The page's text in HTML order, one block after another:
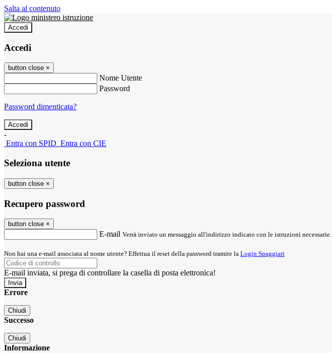
Salta al contenuto
Accedi
Accedi
button close ×
Nome Utente
Password
Password dimenticata?
-
Entra con SPID Entra con CIE
Seleziona utente
button close ×
Recupero password
button close ×
E-mail Verrà inviato un messaggio all'indirizzo indicato con le istruzioni necessarie.
Non hai una e-mail associata al nome utente? Effettua il reset della password tramite la Login Spaggiari
E-mail inviata, si prega di controllare la casella di posta elettronica!
Errore
Chiudi
Successo
Chiudi
Informazione